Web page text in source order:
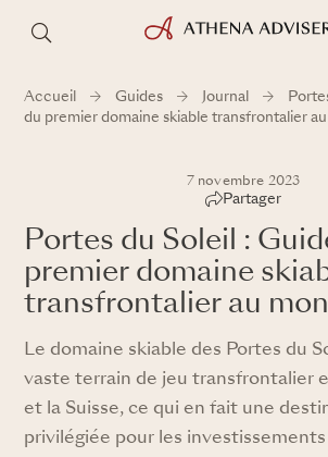
Accueil Guides Journal
du premier domaine skiable transfrontalier
7 novembre 2023
Partager
Portes du Soleil :
premier domaine
transfrontalier au
Le domaine skiable des Portes du
vaste terrain de jeu transfrontalier
et la Suisse, ce qui en fait une
privilégiée pour les